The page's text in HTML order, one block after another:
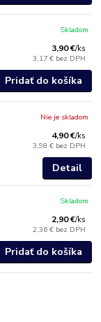
3,90 €/ks
3,17 € bez DPH
Skladom
Pridať do košíka
4,90 €/ks
3,98 € bez DPH
Nie je skladom
Detail
2,90 €/ks
2,36 € bez DPH
Skladom
Pridať do košíka